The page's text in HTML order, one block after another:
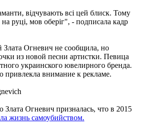
відчувають всі цей блиск. Тому
руці, мов оберіг", - подписала кадр
Злата Огневич не сообщила, но
из новой песни артистки. Певица
украинского ювелирного бренда.
привлекла внимание к рекламе.
Злата Огневич призналась, что в 2015
жизнь самоубийством.